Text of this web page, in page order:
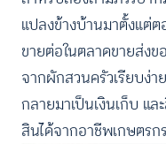
แปลงข้างบ้านมาตั้งแต่ต
ขายต่อในตลาดขายส่งข
จากผักสวนครัวเรียบง่
กลายมาเป็นเงินเก็บ แ
สินได้จากอาชีพเกษตรก